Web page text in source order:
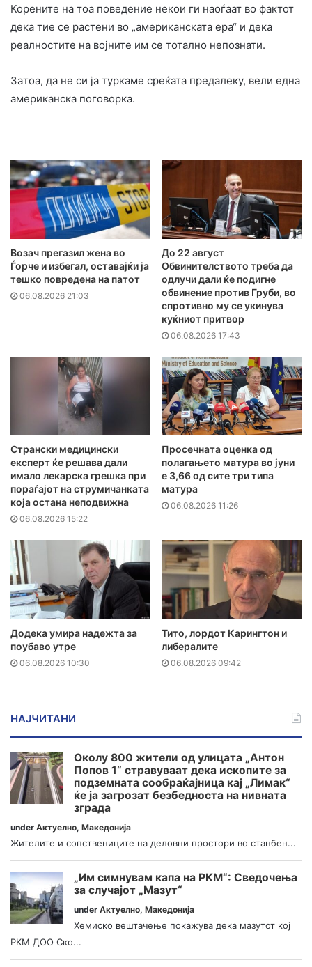
Корените на тоа поведение некои ги наоѓаат во фактот
дека тие се растени во „американската ера“ и дека
реалностите на војните им се тотално непознати.
Зaтоа, да не си ја туркаме среќата предалеку, вели една
американска поговорка.
Возач прегазил жена во
Ѓорче и избегал, оставајќи ја
тешко повредена на патот
06.08.2026 21:03
До 22 август
Обвинителството треба да
одлучи дали ќе подигне
обвинение против Груби, во
спротивно му се укинува
куќниот притвор
06.08.2026 17:43
Странски медицински
експерт ќе решава дали
имало лекарска грешка при
пораѓајот на струмичанката
која остана неподвижна
06.08.2026 15:22
Просечната оценка од
полагањето матура во јуни
е 3,66 од сите три типа
матура
06.08.2026 11:26
Додека умира надежта за
поубаво утре
06.08.2026 10:30
Тито, лордот Карингтон и
либералите
06.08.2026 09:42
НАЈЧИТАНИ
Околу 800 жители од улицата „Антон
Попов 1“ стравуваат дека ископите за
подземната сообраќајница кај „Лимак“
ќе ја загрозат безбедноста на нивната
зграда
under Актуелно, Македонија
Жителите и сопствениците на деловни простори во станбен...
„Им симнувам капа на РКМ“: Сведочења
за случајот „Мазут“
under Актуелно, Македонија
Хемиско вештачење покажува дека мазутот кој
РКМ ДОО Ско...